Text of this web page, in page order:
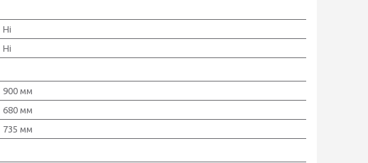
Ні
Ні
900 мм
680 мм
735 мм